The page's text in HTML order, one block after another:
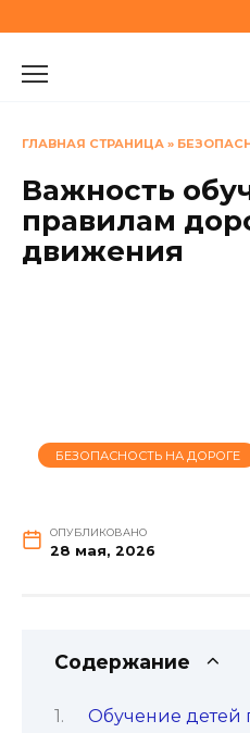
к
содержанию
ГЛАВНАЯ СТРАНИЦА »
Важность
правилам
движения
БЕЗОПАСНОСТЬ НА ДОРОГЕ
ОПУБЛИКОВАНО
28 мая, 2026
Содержание
Обучение детей